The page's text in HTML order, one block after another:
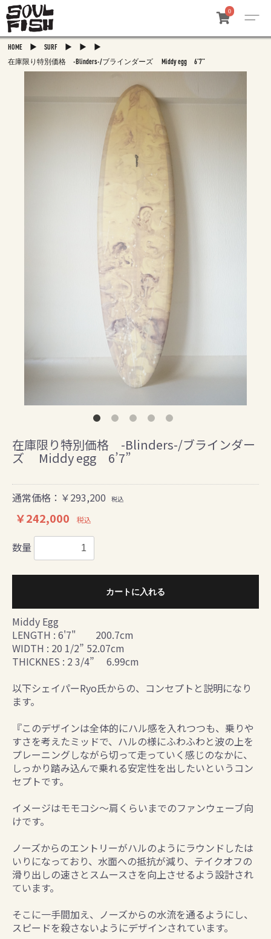
0
HOME ▶ SURF ▶ ▶ ▶
在庫限り特別価格 -Blinders-/ブラインダーズ Middy egg 6’7”
在庫限り特別価格 -Blinders-/ブラインダー
ズ Middy egg 6’7”
通常価格：￥293,200 税込
￥242,000 税込
数量
カートに入れる
Middy Egg
LENGTH : 6'7" 200.7cm
WIDTH : 20 1/2” 52.07cm
THICKNES : 2 3/4” 6.99cm
以下シェイパーRyo氏からの、コンセプトと説明になり
ます。
『このデザインは全体的にハル感を入れつつも、乗りや
すさを考えたミッドで、ハルの様にふわふわと波の上を
プレーニングしながら切って走っていく感じのなかに、
しっかり踏み込んで乗れる安定性を出したいというコン
セプトです。
イメージはモモコシ〜肩くらいまでのファンウェーブ向
けです。
ノーズからのエントリーがハルのようにラウンドしたは
いりになっており、水面への抵抗が減り、テイクオフの
滑り出しの速さとスムースさを向上させるよう設計され
ています。
そこに一手間加え、ノーズからの水流を通るようにし、
スピードを殺さないようにデザインされています。